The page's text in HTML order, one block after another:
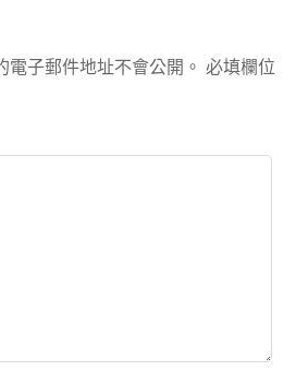
子郵件地址不會公開。 必填欄位